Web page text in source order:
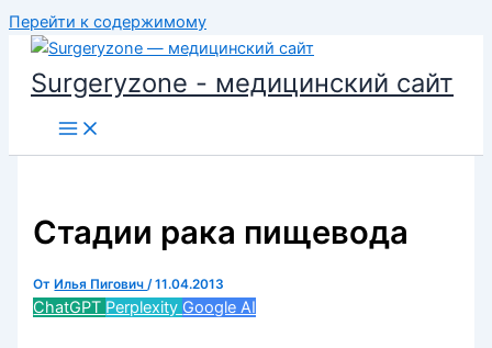
Перейти к содержимому
Surgeryzone - медицинский сайт
Стадии рака пищевода
От Илья Пигович/11.04.2013
ChatGPT Perplexity Google AI